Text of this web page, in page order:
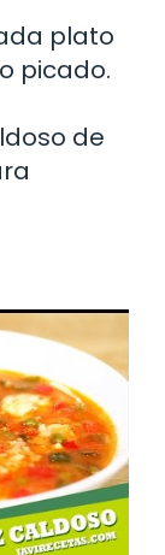
plato
picado.
de